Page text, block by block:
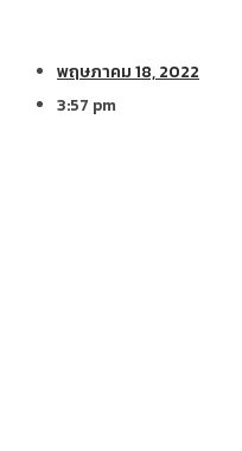
พฤษภาคม 18, 2022
3:57 pm